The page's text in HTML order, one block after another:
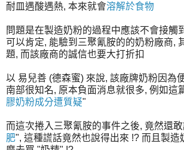
耐皿遇酸遇熱, 本來就會溶解於食物
問題是在製造奶粉的過程中應該不會接觸
可以肯定, 能驗到三聚氰胺的的奶粉廠商,
題, 而該廠商的誠信也要大打折扣
以 易兒善 (德森蜜) 來說, 該廠牌奶粉因為
南部很知名, 原本負面消息就很多, 例如這
膠奶粉成分遭質疑"
而這次捲入三聚氰胺的事件之後, 竟然還
肥", 這種謊話竟然也說得出來 !? 而且製造